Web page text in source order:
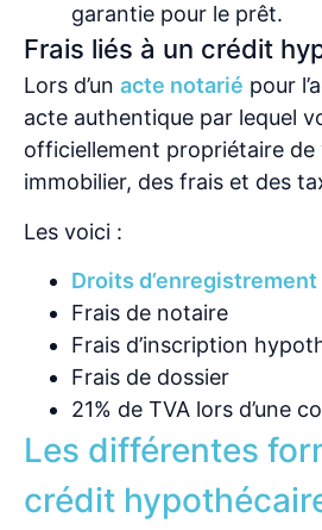
garantie pour le prêt.
Frais liés à un crédit
Lors d’un acte notarié pour
acte authentique par lequel
officiellement propriétaire de
immobilier, des frais et des
Les voici :
Droits d’enregistrement
Frais de notaire
Frais d’inscription
Frais de dossier
21% de TVA lors d’une
Les différentes
crédit